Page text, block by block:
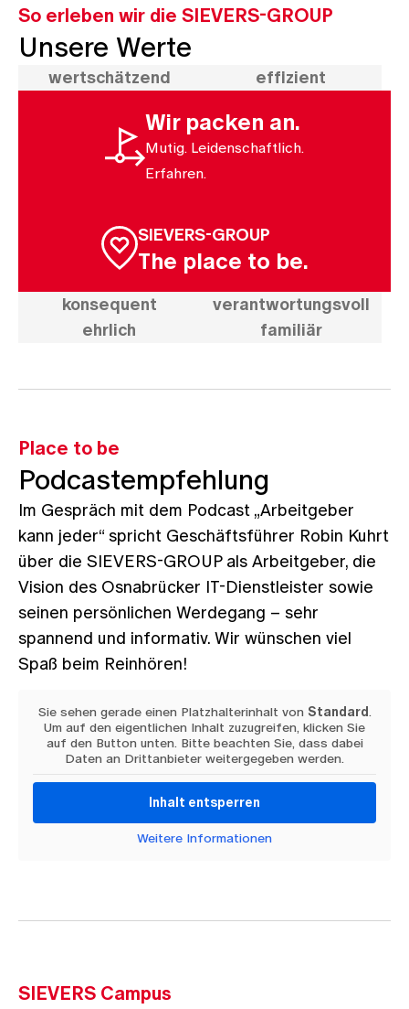
So erleben wir die SIEVERS-GROUP
Unsere Werte
wert­schätzend effizient
Wir packen an.
Mutig. Leidenschaftlich.
Erfahren.
SIEVERS-GROUP
The place to be.
konsequent
verantwortungsvoll
ehrlich
familiär
Place to be
Podcastempfehlung
Im Gespräch mit dem Podcast „Arbeitgeber
kann jeder“ spricht Geschäftsführer Robin Kuhrt
über die SIEVERS-GROUP als Arbeitgeber, die
Vision des Osnabrücker IT-Dienstleister sowie
seinen persönlichen Werdegang – sehr
spannend und informativ. Wir wünschen viel
Spaß beim Reinhören!
Sie sehen gerade einen Platzhalterinhalt von Standard.
Um auf den eigentlichen Inhalt zuzugreifen, klicken Sie
auf den Button unten. Bitte beachten Sie, dass dabei
Daten an Drittanbieter weitergegeben werden.
Inhalt entsperren
Weitere Informationen
SIEVERS Campus